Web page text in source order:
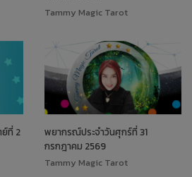
Tammy Magic Tarot
ที่ 2
พยากรณ์ประจำวันศุกร์ที่ 31
กรกฎาคม 2569
Tammy Magic Tarot